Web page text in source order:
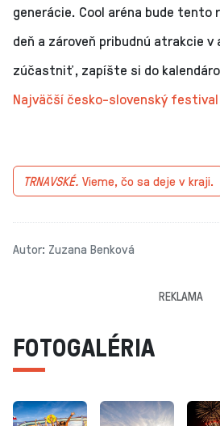
generácie. Cool aréna bude
deň a zároveň pribudnú atrakcie v
zúčastniť, zapíšte si do
Najväčší česko-slovenský festival
TRNAVSKÉ. Vieme, čo sa deje v kraji.
Autor: Zuzana Benková
REKLAMA
FOTOGALÉRIA